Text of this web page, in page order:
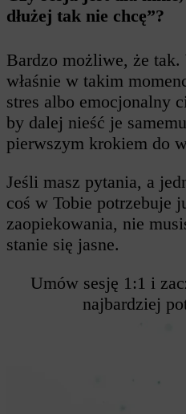
dłużej tak nie chcę”?
Bardzo możliwe, że tak.
właśnie w takim
stres albo emocjonalny
by dalej nieść je
pierwszym krokiem do
Jeśli masz pytania, a
coś w Tobie potrzebuje
zaopiekowania, nie
stanie się jasne.
Umów sesję 1:1 i
najbardziej